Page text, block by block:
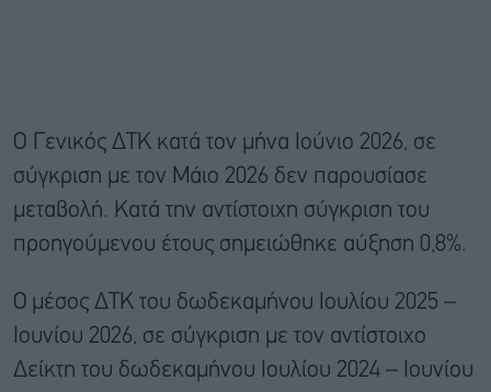
Ο Γενικός ΔΤΚ κατά τον μήνα Ιούνιο 2026, σε
σύγκριση με τον Μάιο 2026 δεν παρουσίασε
μεταβολή. Κατά την αντίστοιχη σύγκριση του
προηγούμενου έτους σημειώθηκε αύξηση 0,8%.
Ο μέσος ΔΤΚ του δωδεκαμήνου Ιουλίου 2025 –
Ιουνίου 2026, σε σύγκριση με τον αντίστοιχο
Δείκτη του δωδεκαμήνου Ιουλίου 2024 – Ιουνίου